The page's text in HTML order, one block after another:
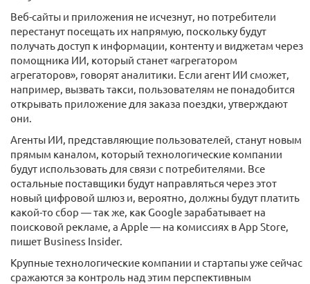
Веб-сайты и приложения не исчезнут, но потребители
перестанут посещать их напрямую, поскольку будут
получать доступ к информации, контенту и виджетам через
помощника ИИ, который станет «агрегатором
агрегаторов», говорят аналитики. Если агент ИИ сможет,
например, вызвать такси, пользователям не понадобится
открывать приложение для заказа поездки, утверждают
они.
Агенты ИИ, представляющие пользователей, станут новым
прямым каналом, который технологические компании
будут использовать для связи с потребителями. Все
остальные поставщики будут направляться через этот
новый цифровой шлюз и, вероятно, должны будут платить
какой-то сбор — так же, как Google зарабатывает на
поисковой рекламе, а Apple — на комиссиях в App Store,
пишет Business Insider.
Крупные технологические компании и стартапы уже сейчас
сражаются за контроль над этим перспективным